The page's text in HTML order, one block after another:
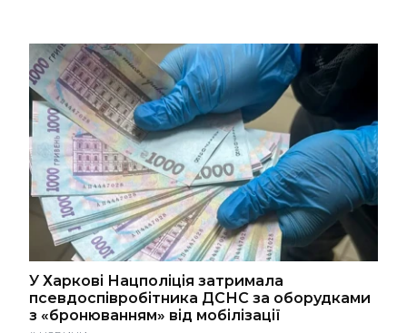
У Харкові Нацполіція затримала
псевдоспівробітника ДСНС за оборудками
з «бронюванням» від мобілізації